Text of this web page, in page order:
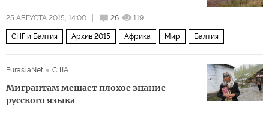
25 АВГУСТА 2015, 14:00 26 119
СНГ и Балтия Архив 2015 Африка Мир Балтия
EurasiaNet США
Мигрантам мешает плохое знание
русского языка